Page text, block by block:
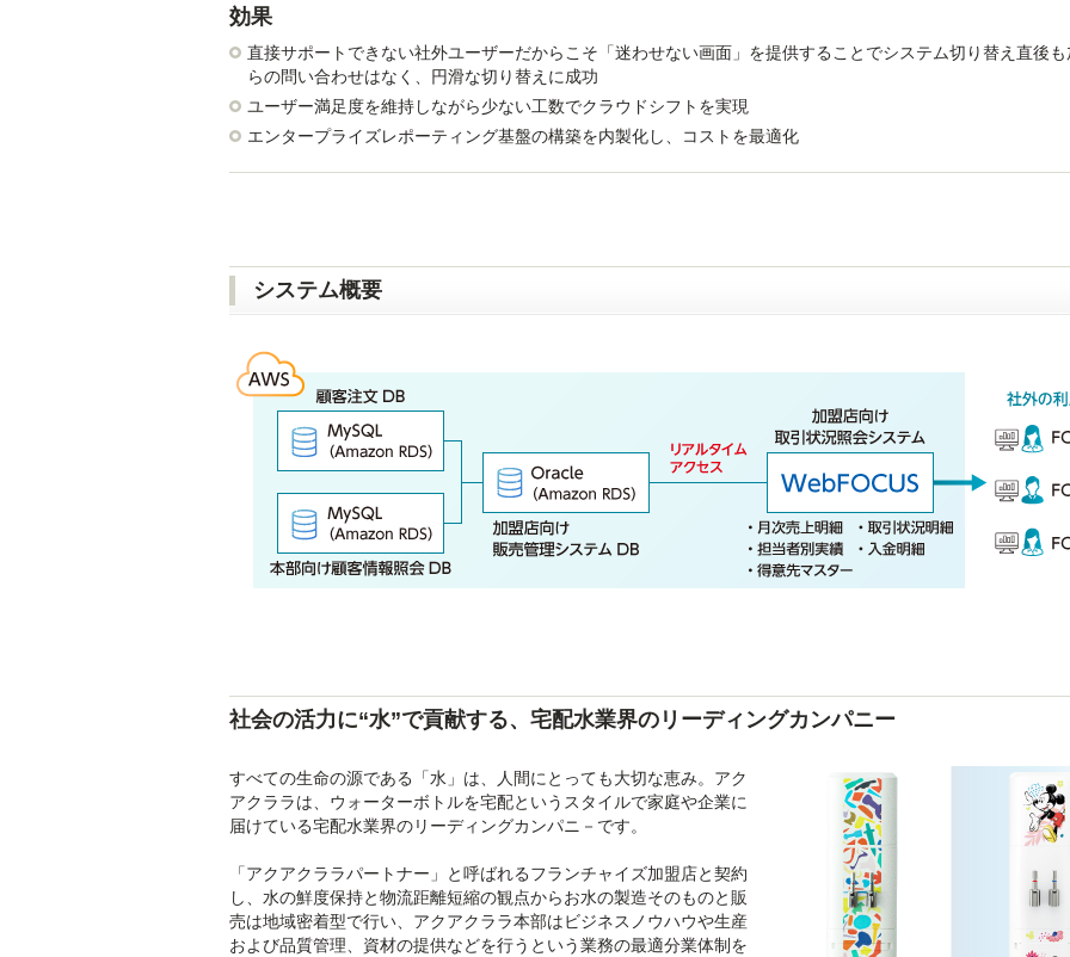
効果
直接サポートできない社外ユーザーだからこそ「迷わせない画面」を提供することでシステム切り替え直後
らの問い合わせはなく、円滑な切り替えに成功
ユーザー満足度を維持しながら少ない工数でクラウドシフトを実現
エンタープライズレポーティング基盤の構築を内製化し、コストを最適化
システム概要
社会の活力に“水”で貢献する、宅配水業界のリーディングカンパニー
すべての生命の源である「水」は、人間にとっても大切な恵み。アク
アクララは、ウォーターボトルを宅配というスタイルで家庭や企業に
届けている宅配水業界のリーディングカンパニ－です。
「アクアクララパートナー」と呼ばれるフランチャイズ加盟店と契約
し、水の鮮度保持と物流距離短縮の観点からお水の製造そのものと販
売は地域密着型で行い、アクアクララ本部はビジネスノウハウや生産
および品質管理、資材の提供などを行うという業務の最適分業体制を